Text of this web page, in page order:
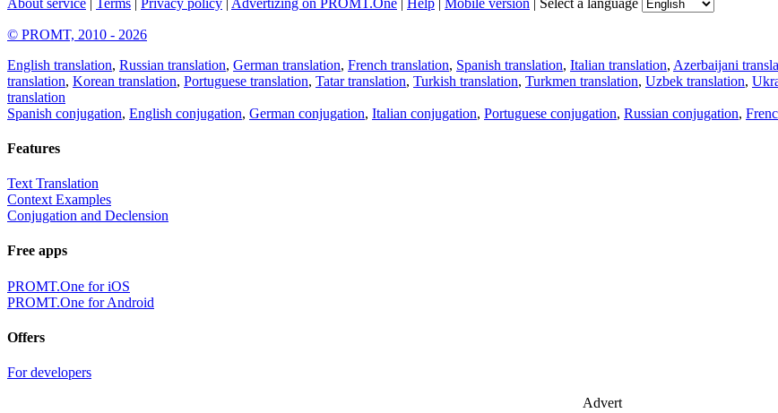
© PROMT, 2010 - 2026
English translation, Russian translation, German translation, French translation, Spanish translation, Italian translation, Azerbaijani
translation, Korean translation, Portuguese translation, Tatar translation, Turkish translation, Turkmen translation, Uzbek translation,
translation
Spanish conjugation, English conjugation, German conjugation, Italian conjugation, Portuguese conjugation, Russian conjugation,
Features
Text Translation
Context Examples
Conjugation and Declension
Free apps
PROMT.One for iOS
PROMT.One for Android
Offers
For developers
Advert